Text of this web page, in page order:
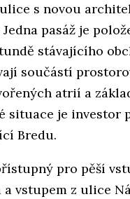
s novou
pasáž je
stávajícího
součástí
atrií a
situace je
Bredu.
pro pěší
vstupem z ulice